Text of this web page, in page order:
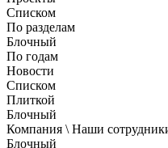
Списком
По разделам
Блочный
По годам
Новости
Списком
Плиткой
Блочный
Компания \ Наши
Блочный